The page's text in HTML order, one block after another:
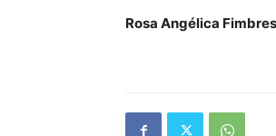
Rosa Angélica